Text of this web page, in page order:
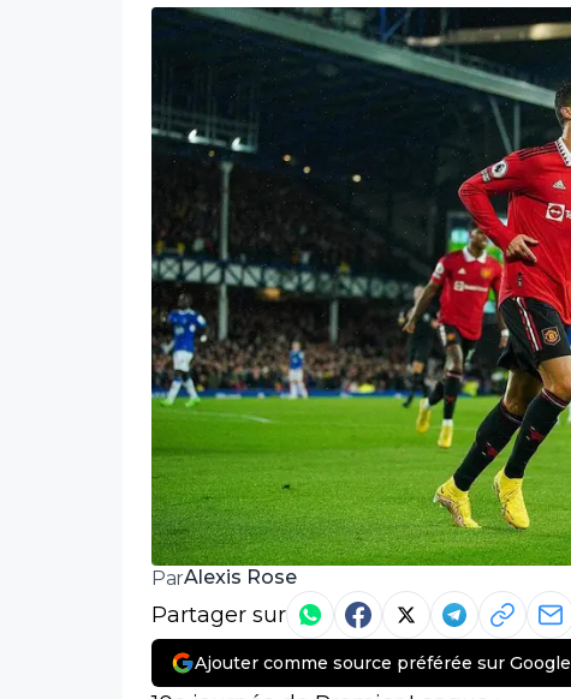
ParAlexis Rose
Partager sur
Ajouter comme source préférée sur Google